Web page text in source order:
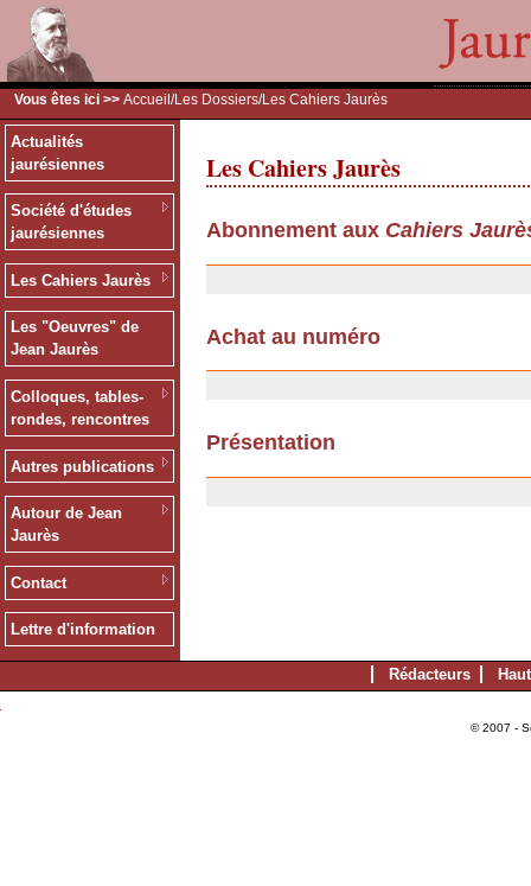
Vous êtes ici >> Accueil /Les Dossiers/Les Cahiers Jaurès
Actualités
jaurésiennes
Société d'études
jaurésiennes
Les Cahiers Jaurès
Les "Oeuvres" de
Jean Jaurès
Colloques, tables-
rondes, rencontres
Autres publications
Autour de Jean
Jaurès
Contact
Lettre d'information
Les Cahiers Jaurès
Abonnement aux Cahiers
Achat au numéro
Présentation
Rédacteurs
© 2007 -